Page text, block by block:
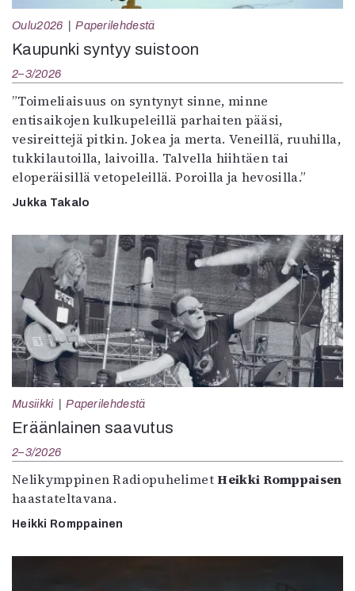
Oulu2026 Paperilehdestä
Kaupunki syntyy suistoon
2–3/2026
”Toimeliaisuus on syntynyt sinne, minne
entisaikojen kulkupeleillä parhaiten pääsi,
vesireittejä pitkin. Jokea ja merta. Veneillä, ruuhilla,
tukkilautoilla, laivoilla. Talvella hiihtäen tai
eloperäisillä vetopeleillä. Poroilla ja hevosilla.”
Jukka Takalo
Musiikki Paperilehdestä
Eräänlainen saavutus
2–3/2026
Nelikymppinen RadiopuhelimetHeikki Romppaisen
haastateltavana.
Heikki Romppainen